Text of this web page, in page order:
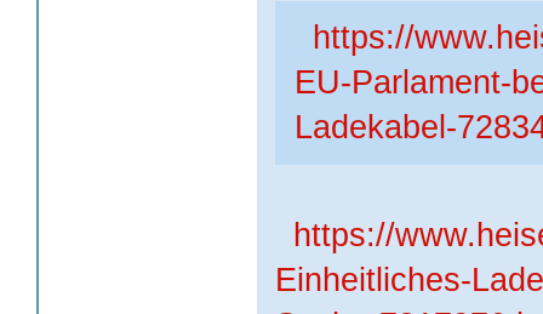
https://
EU-Parlament-
Ladekabel-
https://
Einheitliches-